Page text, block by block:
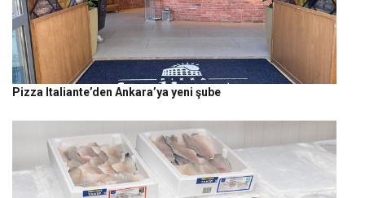
Pizza Italiante’den Ankara’ya yeni şube